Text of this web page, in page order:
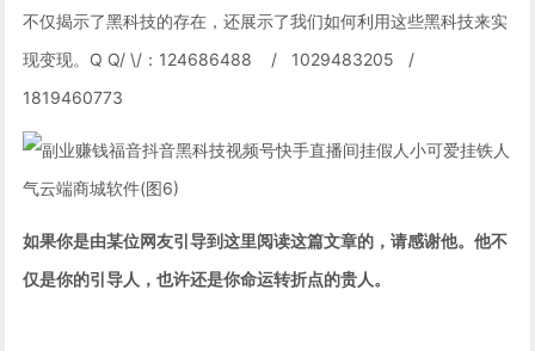
不仅揭示了黑科技的存在，还展示了我们如何利用这些黑科技来实
现变现。Q Q/ \/：124686488 / 1029483205 /
1819460773
如果你是由某位网友引导到这里阅读这篇文章的，请感谢他。他不
仅是你的引导人，也许还是你命运转折点的贵人。